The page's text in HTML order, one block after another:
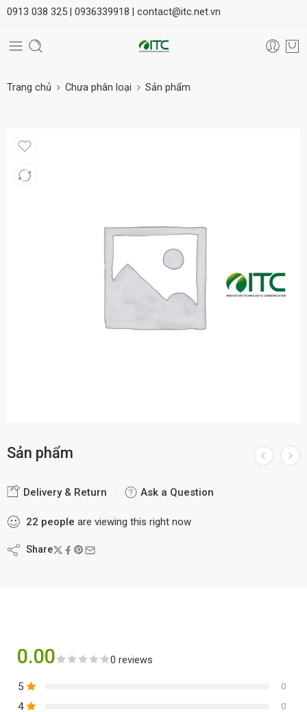
0913 038 325 | 0936339918 | contact@itc.net.vn
Trang chủ Chưa phân loại Sản phẩm
Sản phẩm
Delivery & Return Ask a Question
22 people are viewing this right now
Share
0.00 0 reviews
5 0
4 0